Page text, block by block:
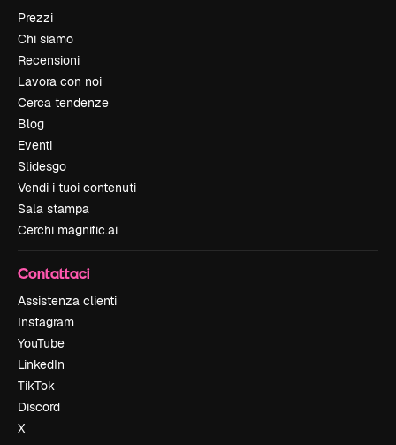
Prezzi
Chi siamo
Recensioni
Lavora con noi
Cerca tendenze
Blog
Eventi
Slidesgo
Vendi i tuoi contenuti
Sala stampa
Cerchi magnific.ai
Contattaci
Assistenza clienti
Instagram
YouTube
LinkedIn
TikTok
Discord
X